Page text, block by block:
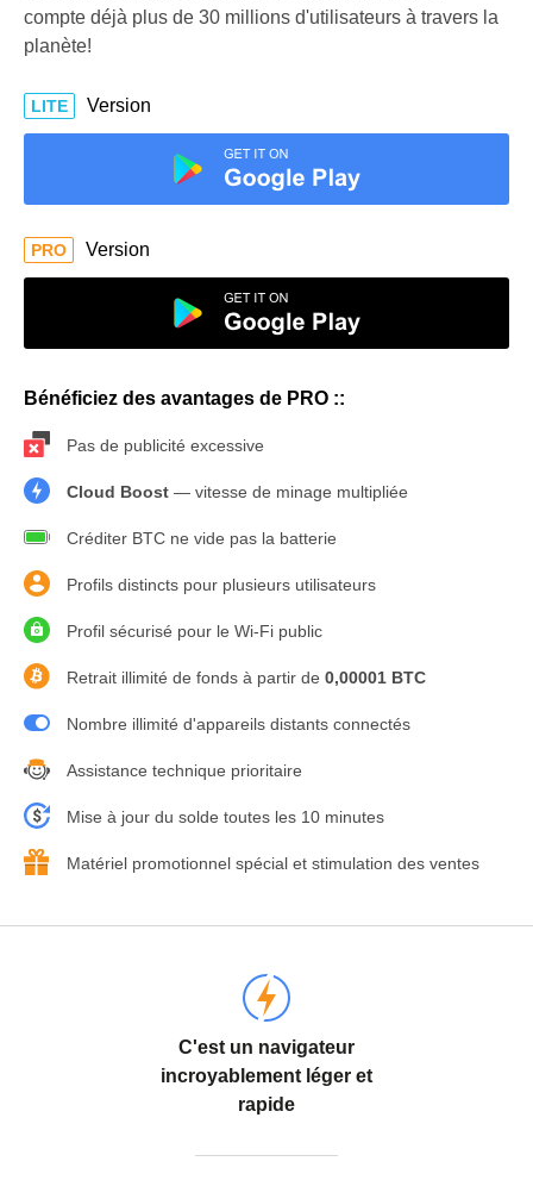
compte déjà plus de 30 millions d'utilisateurs à travers la
planète!
LITE Version
PRO Version
Bénéficiez des avantages de PRO ::
Pas de publicité excessive
Cloud Boost — vitesse de minage multipliée
Créditer BTC ne vide pas la batterie
Profils distincts pour plusieurs utilisateurs
Profil sécurisé pour le Wi-Fi public
Retrait illimité de fonds à partir de 0,00001 BTC
Nombre illimité d'appareils distants connectés
Assistance technique prioritaire
Mise à jour du solde toutes les 10 minutes
Matériel promotionnel spécial et stimulation des ventes
C'est un navigateur
incroyablement léger et
rapide